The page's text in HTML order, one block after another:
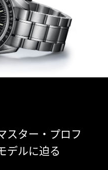
スター・プロフ
デルに迫る